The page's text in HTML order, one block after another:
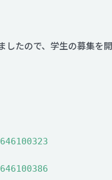
たので、学生の募集を開